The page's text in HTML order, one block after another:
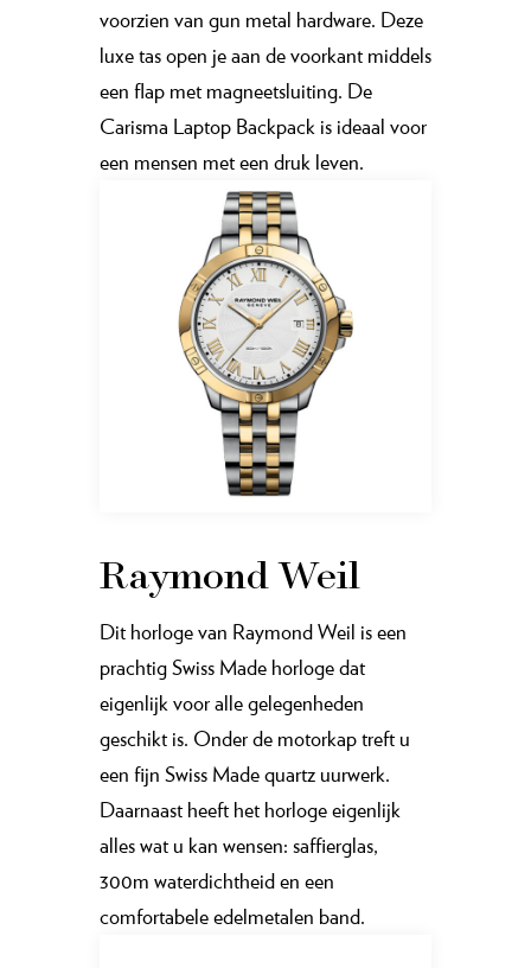
voorzien van gun metal hardware. Deze
luxe tas open je aan de voorkant middels
een flap met magneetsluiting. De
Carisma Laptop Backpack is ideaal voor
een mensen met een druk leven.
Raymond Weil
Dit horloge van Raymond Weil is een
prachtig Swiss Made horloge dat
eigenlijk voor alle gelegenheden
geschikt is. Onder de motorkap treft u
een fijn Swiss Made quartz uurwerk.
Daarnaast heeft het horloge eigenlijk
alles wat u kan wensen: saffierglas,
300m waterdichtheid en een
comfortabele edelmetalen band.